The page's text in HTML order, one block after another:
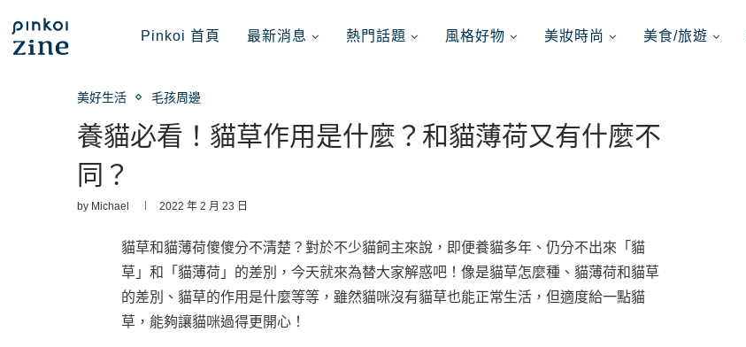
Pinkoi 首頁 最新消息 熱門話題 風格好物 美妝時尚 美食/旅遊
美好生活 毛孩周邊
養貓必看！貓草作用是什麼？和貓薄荷又有什麼不
同？
by Michael 2022 年 2 月 23 日
貓草和貓薄荷傻傻分不清楚？對於不少貓飼主來說，即便養貓多年、仍分不出來「貓
草」和「貓薄荷」的差別，今天就來為替大家解惑吧！像是貓草怎麼種、貓薄荷和貓草
的差別、貓草的作用是什麼等等，雖然貓咪沒有貓草也能正常生活，但適度給一點貓
草，能夠讓貓咪過得更開心！